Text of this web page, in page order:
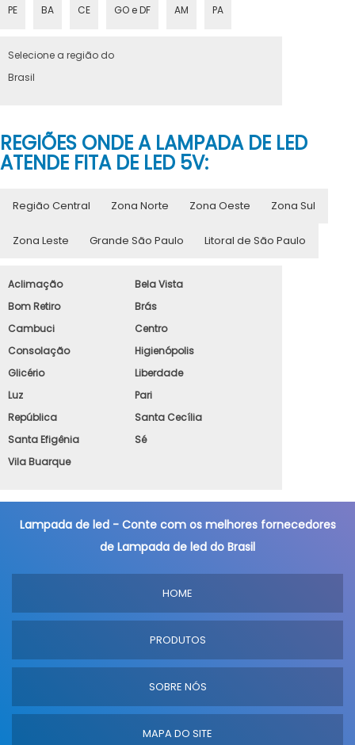
PE BA CE GO e DF AM PA
Selecione a região do
Brasil
REGIÕES ONDE A LAMPADA DE LED
ATENDE FITA DE LED 5V:
Região Central Zona Norte Zona Oeste Zona Sul
Zona Leste Grande São Paulo Litoral de São Paulo
Aclimação
Bela Vista
Bom Retiro
Brás
Cambuci
Centro
Consolação
Higienópolis
Glicério
Liberdade
Luz
Pari
República
Santa Cecília
Santa Efigênia
Sé
Vila Buarque
Lampada de led - Conte com os melhores fornecedores
de Lampada de led do Brasil
HOME
PRODUTOS
SOBRE NÓS
MAPA DO SITE